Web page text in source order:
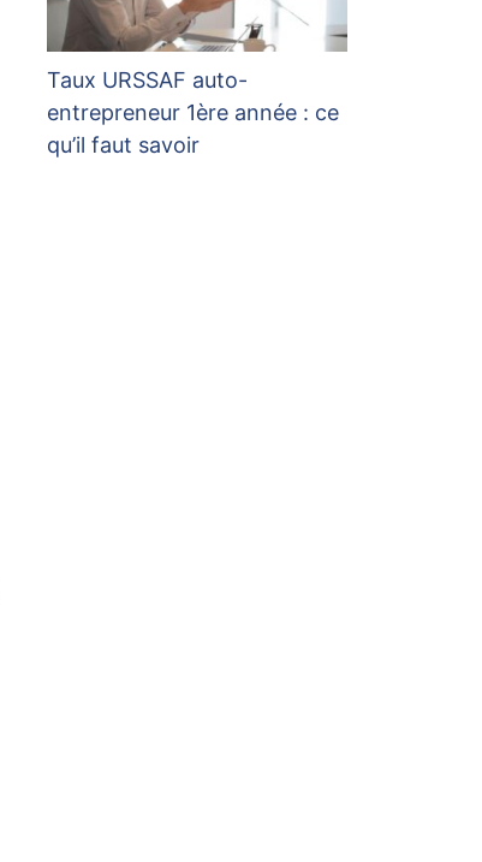
Taux URSSAF auto-
entrepreneur 1ère année : ce
qu’il faut savoir